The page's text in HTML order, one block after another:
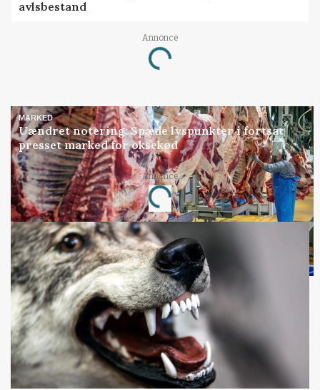
avlsbestand
Annonce
Loading...
MARKED
Uændret notering: Spæde lyspunkter i fortsat
presset marked for oksekød
Annonce
Loading...